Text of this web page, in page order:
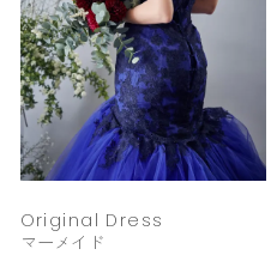
Original Dress
マーメイド